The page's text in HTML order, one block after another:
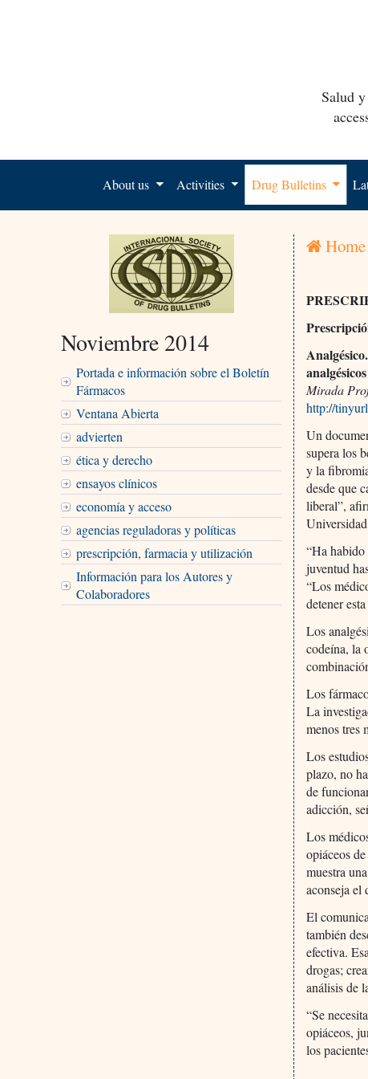
Salud
About us Activities Drug Bulletins
Noviembre 2014
Portada e información sobre el Boletín
Fármacos
Ventana Abierta
advierten
ética y derecho
ensayos clínicos
economía y acceso
agencias reguladoras y políticas
prescripción, farmacia y utilización
Información para los Autores y
Colaboradores
Home
analgésicos
Mirada
http://
Un
supera los
y la
desde que
liberal”,
“Ha habido
juventud
“Los
detener
Los
codeína, la
Los
La
menos tres
Los
plazo, no
de
adicción,
Los
opiáceos
muestra
aconseja el
El
también
efectiva.
drogas;
análisis de
“Se
opiáceos,
los